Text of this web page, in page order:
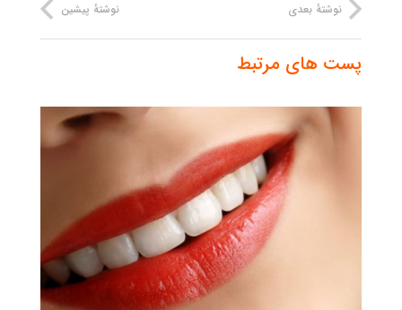
نوشتهٔ پیشین نوشتهٔ بعدی
پست های مرتبط